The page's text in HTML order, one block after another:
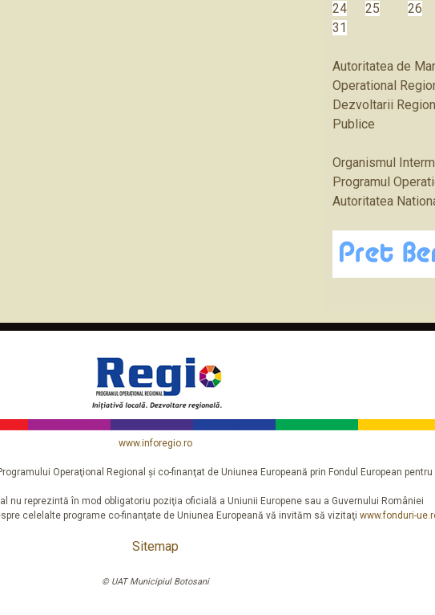
24
25 26
31
Autoritatea de
Operational
Dezvoltarii
Publice
Organismul
Programul
Autoritatea
www.inforegio.ro
Operaţional Regional şi co-finanţat de Uniunea Europeană prin Fondul European
nu reprezintă în mod obligatoriu poziţia oficială a Uniunii Europene sau a Guvernului României
celelalte programe co-finanţate de Uniunea Europeană vă invităm să vizitaţi www.fonduri-
Sitemap
© UAT Municipiul Botosani